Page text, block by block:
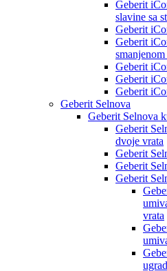
Geberit
slavine sa
Geberit
Geberit
Geberit
Geberit
Geberit
Geberit Selnova
Geberit Selnova
Geberit
dvoje vrata
Geberit
Geberit
Geberit
vrata